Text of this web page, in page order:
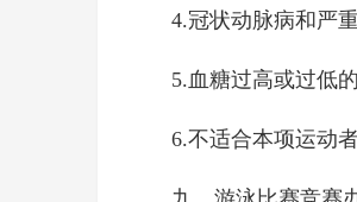
4.冠状动脉病和严
5.血糖过高或过低
6.不适合本项运动者